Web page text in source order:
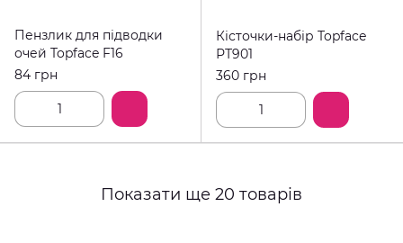
Пензлик для підводки
очей Topface F16
84 грн
Кісточки-набір Topface
РТ901
360 грн
Показати ще 20 товарів